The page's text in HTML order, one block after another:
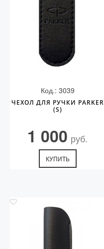
Код.: 3039
ЧЕХОЛ ДЛЯ РУЧКИ PARKER
(S)
1 000 руб.
КУПИТЬ